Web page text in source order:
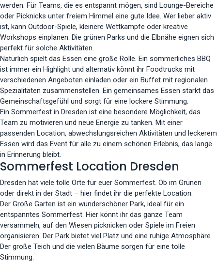
werden. Für Teams, die es entspannt mögen, sind Lounge-Bereiche
oder Picknicks unter freiem Himmel eine gute Idee. Wer lieber aktiv
ist, kann Outdoor-Spiele, kleinere Wettkämpfe oder kreative
Workshops einplanen. Die grünen Parks und die Elbnähe eignen sich
perfekt für solche Aktivitäten.
Natürlich spielt das Essen eine große Rolle. Ein sommerliches BBQ
ist immer ein Highlight und alternativ könnt ihr Foodtrucks mit
verschiedenen Angeboten einladen oder ein Buffet mit regionalen
Spezialitäten zusammenstellen. Ein gemeinsames Essen stärkt das
Gemeinschaftsgefühl und sorgt für eine lockere Stimmung.
Ein Sommerfest in Dresden ist eine besondere Möglichkeit, das
Team zu motivieren und neue Energie zu tanken. Mit einer
passenden Location, abwechslungsreichen Aktivitäten und leckerem
Essen wird das Event für alle zu einem schönen Erlebnis, das lange
in Erinnerung bleibt.
Sommerfest Location Dresden
Dresden hat viele tolle Orte für euer Sommerfest. Ob im Grünen
oder direkt in der Stadt – hier findet ihr die perfekte Location.
Der Große Garten ist ein wunderschöner Park, ideal für ein
entspanntes Sommerfest. Hier könnt ihr das ganze Team
versammeln, auf den Wiesen picknicken oder Spiele im Freien
organisieren. Der Park bietet viel Platz und eine ruhige Atmosphäre.
Der große Teich und die vielen Bäume sorgen für eine tolle
Stimmung.